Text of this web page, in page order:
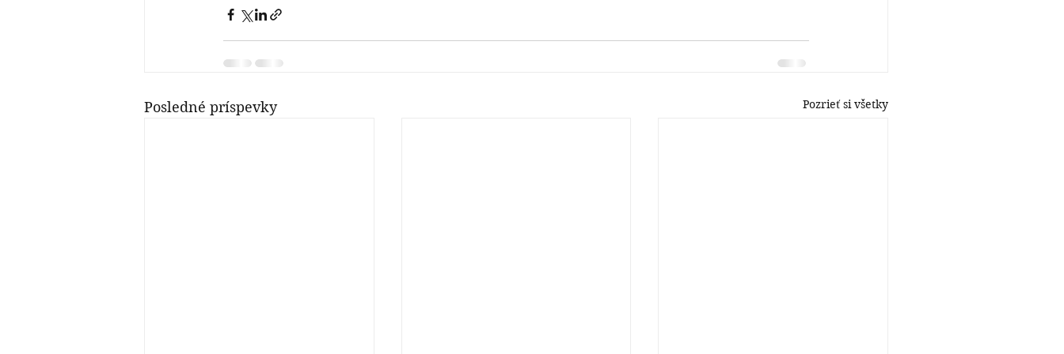
Posledné príspevky Pozrieť si všetky